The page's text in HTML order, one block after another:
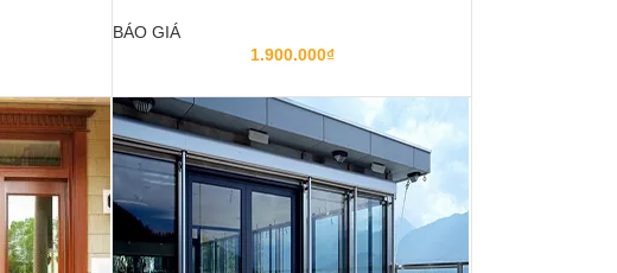
BÁO GIÁ
1.900.000₫